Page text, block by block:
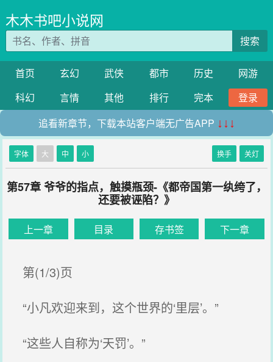
木木书吧小说网
搜索
首页 玄幻 武侠 都市 历史
网游
科幻
言情 其他 排行 完本
登录
追看新章节，下载本站客户端无广告APP ↓↓↓
字体 大 中 小 换手 关灯
第57章 爷爷的指点，触摸瓶颈-《都帝国第一纨绔了，
还要被诬陷？》
上一章 目录 存书签 下一章
第(1/3)页
“小凡欢迎来到，这个世界的‘里层’。”
“这些人自称为‘天罚’。”